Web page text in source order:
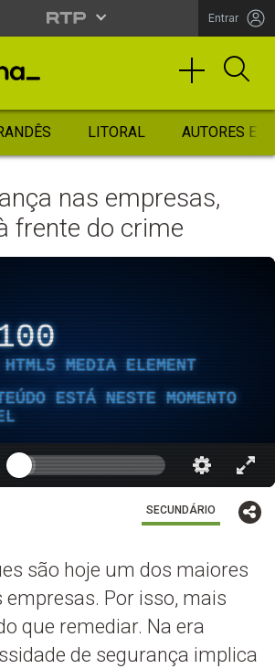
Entrar
LITORAL AUTORES
nas empresas,
frente do crime
HTML5 MEDIA ELEMENT
ESTÁ NESTE MOMENTO
SECUNDÁRIO
são hoje um dos maiores
empresas. Por isso, mais
que remediar. Na era
de segurança implica